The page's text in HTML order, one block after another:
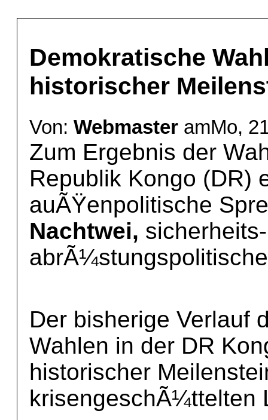
Demokratische
historischer
Von: Webmaster amMo,
Zum Ergebnis der
Republik Kongo (DR)
auÃŸenpolitische
Nachtwei,
Der bisherige Verlauf
Wahlen in der DR
historischer
krisengeschÃ¼ttelten